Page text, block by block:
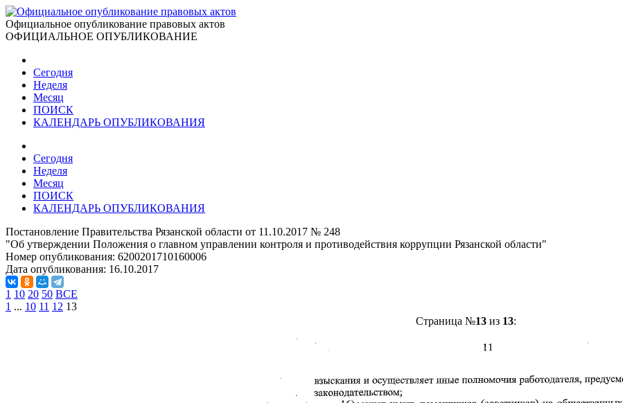
Официальное опубликование правовых актов
ОФИЦИАЛЬНОЕ ОПУБЛИКОВАНИЕ
Сегодня
Неделя
Месяц
ПОИСК
КАЛЕНДАРЬ ОПУБЛИКОВАНИЯ
Сегодня
Неделя
Месяц
ПОИСК
КАЛЕНДАРЬ ОПУБЛИКОВАНИЯ
Постановление Правительства Рязанской области от 11.10.2017 № 248
"Об утверждении Положения о главном управлении контроля и противодействия коррупции Рязанской области"
Номер опубликования: 6200201710160006
Дата опубликования: 16.10.2017
1 10 20 50 ВСЕ
1 ... 10 11 12 13
Страница №13из 13: